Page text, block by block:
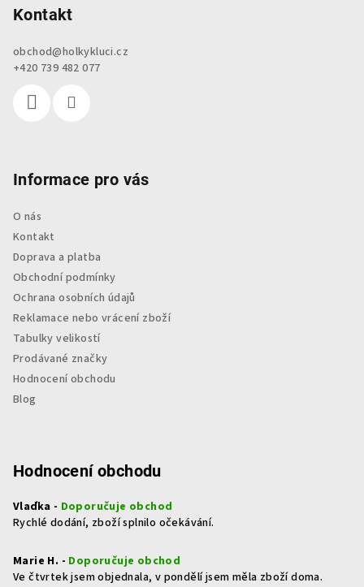
Kontakt
obchod@holkykluci.cz
+420 739 482 077
Informace pro vás
O nás
Kontakt
Doprava a platba
Obchodní podmínky
Ochrana osobních údajů
Reklamace nebo vrácení zboží
Tabulky velikostí
Prodávané značky
Hodnocení obchodu
Blog
Hodnocení obchodu
Vlaďka - Doporučuje obchod
Rychlé dodání, zboží splnilo očekávání.
Marie H. - Doporučuje obchod
Ve čtvrtek jsem objednala, v pondělí jsem měla zboží doma.